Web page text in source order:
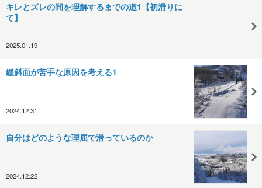
キレとズレの間を理解するまでの道1【初滑りに
て】
2025.01.19
緩斜面が苦手な原因を考える1
2024.12.31
自分はどのような理屈で滑っているのか
2024.12.22